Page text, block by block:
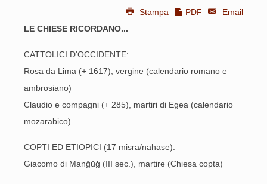
Stampa PDF
Email
LE CHIESE RICORDANO...
CATTOLICI D'OCCIDENTE:
Rosa da Lima (+ 1617), vergine (calendario romano e
ambrosiano)
Claudio e compagni (+ 285), martiri di Egea (calendario
mozarabico)
COPTI ED ETIOPICI (17 misrā/naḥasē):
Giacomo di Manǧūǧ (III sec.), martire (Chiesa copta)